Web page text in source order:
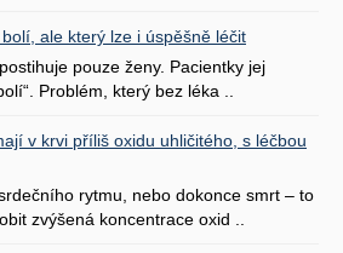
ale který lze i úspěšně léčit
pouze ženy. Pacientky jej
Problém, který bez léka ..
v krvi příliš oxidu uhličitého, s léčbou
rytmu, nebo dokonce smrt – to
zvýšená koncentrace oxid ..